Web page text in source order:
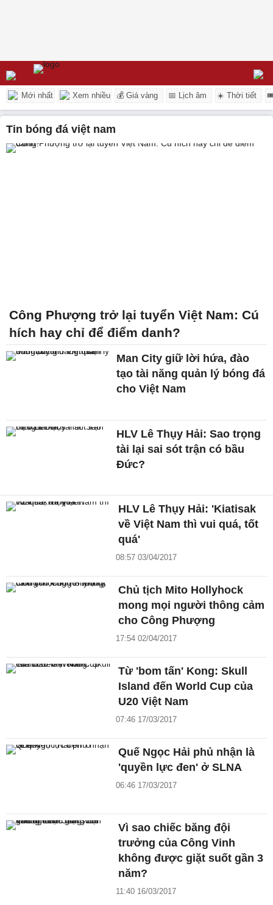
Mới nhất Xem nhiều 💰 Giá vàng 📅 Lịch âm ☀️ Thời tiết
tin bóng đá việt nam
Công Phượng trở lại tuyển Việt Nam: Cú
hích hay chỉ để điểm danh?
Man City giữ lời hứa, đào
tạo tài năng quản lý bóng đá
cho Việt Nam
HLV Lê Thụy Hải: Sao trọng
tài lại sai sót trận có bầu
Đức?
HLV Lê Thụy Hải: 'Kiatisak
về Việt Nam thì vui quá, tốt
quá'
08:57 03/04/2017
Chủ tịch Mito Hollyhock
mong mọi người thông cảm
cho Công Phượng
17:54 02/04/2017
Từ 'bom tấn' Kong: Skull
Island đến World Cup của
U20 Việt Nam
07:46 17/03/2017
Quế Ngọc Hải phủ nhận là
'quyền lực đen' ở SLNA
06:46 17/03/2017
Vì sao chiếc băng đội
trưởng của Công Vinh
không được giặt suốt gần 3
năm?
11:40 16/03/2017